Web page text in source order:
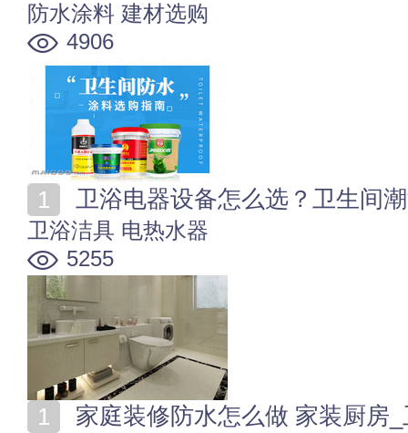
防水涂料 建材选购
4906
卫浴电器设备怎么选？卫生间
卫浴洁具 电热水器
5255